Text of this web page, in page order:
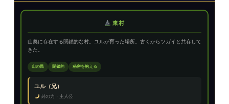
東村
山奥に存在する閉鎖的な村。ユルが育った場所。古くからツガイと共存して
きた。
山の民 閉鎖的 秘密を抱える
ユル（兄）
封の力・主人公